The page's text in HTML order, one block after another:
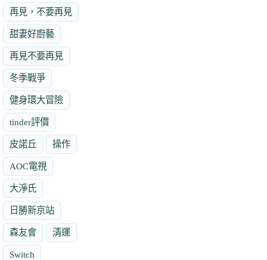
再見，不要再見
甜妻好廚藝
再見不要再見
冬季戰爭
健身環大冒險
tinder評價
皮諾丘 操作
AOC電視
大淨氏
日勝新京站
森友會 清運
Switch